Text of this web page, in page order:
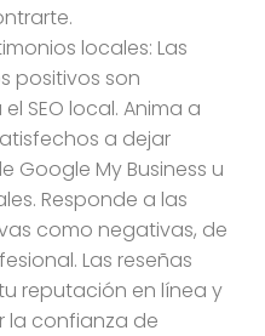
locales: Las
positivos son
SEO local. Anima a
a dejar
Google My Business u
Responde a las
como negativas, de
Las reseñas
reputación en línea y
la confianza de